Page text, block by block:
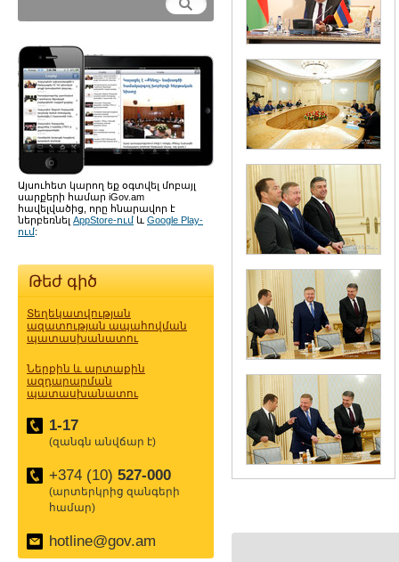
Այսուհետ կարող եք օգտվել մոբայլ
սարքերի համար iGov.am
հավելվածից, որը հնարավոր է
ներբեռնել AppStore-ում և Google Play-
ում:
Թեժ գիծ
Տեղեկատվության
ազատության ապահովման
պատասխանատու
Ներքին և արտաքին
ազդարարման
պատասխանատու
1-17
(զանգն անվճար է)
+374 (10) 527-000
(արտերկրից զանգերի
համար)
hotline@gov.am